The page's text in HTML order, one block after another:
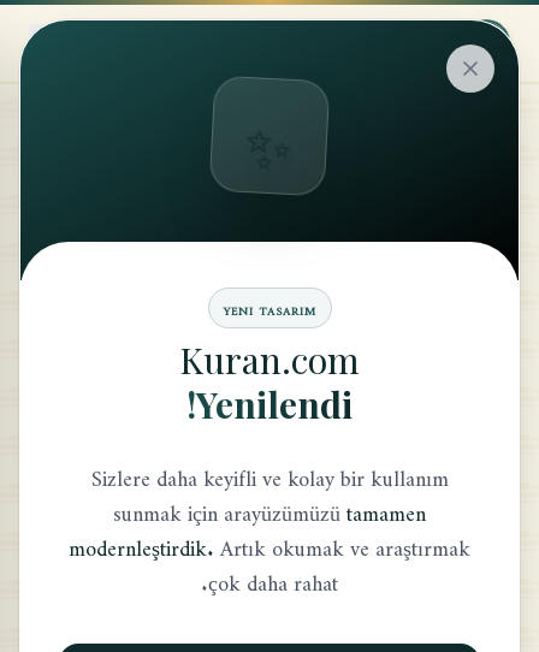
✨
YENI TASARIM
Kuran.com
Yenilendi!
Sizlere daha keyifli ve kolay bir kullanım
sunmak için arayüzümüzütamamen
modernleştirdik.Artık okumak ve araştırmak
çok daha rahat.